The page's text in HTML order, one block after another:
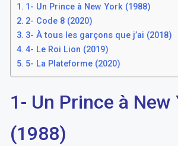
1- Un Prince à New York (1988)
2- Code 8 (2020)
3- À tous les garçons que j’ai (2018)
4- Le Roi Lion (2019)
5- La Plateforme (2020)
1- Un Prince à New
(1988)